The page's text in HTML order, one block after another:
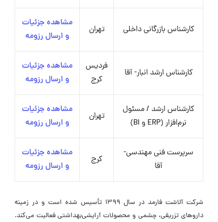
کارشناس بازرگانی داخلی تهران
مشاهده جزئیات
و ارسال رزومه
کارشناس ارشد انبار- آقا
فردیس
کرج
مشاهده جزئیات
و ارسال رزومه
کارشناس ارشد / مسئول
نرم‌افزار (ERP و BI)
تهران
مشاهده جزئیات
و ارسال رزومه
سرپرست فنی مهندسی-
آقا
کرج
مشاهده جزئیات
و ارسال رزومه
شرکت آلاشت فارمد در سال ۱۳۹۹ تأسیس شده است و در زمینه
داروهای تزریقی، چشمی و محصولات آرایشی‌بهداشتی فعالیت می‌کند.